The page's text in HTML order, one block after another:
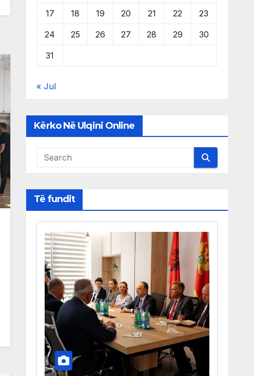
17 18 19 20 21 22 23
24 25 26 27 28 29 30
31
« Jul
Kërko Në Ulqini Online
Të fundit